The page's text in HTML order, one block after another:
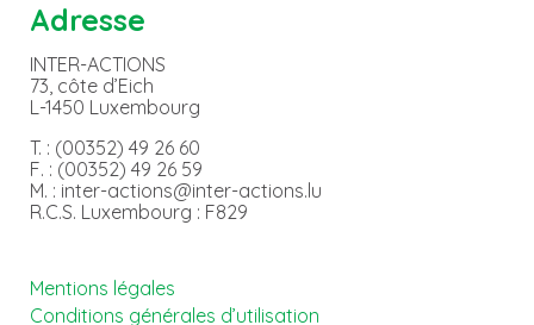
Adresse
INTER-ACTIONS
73, côte d’Eich
L-1450 Luxembourg
T. : (00352) 49 26 60
F. : (00352) 49 26 59
M. : inter-actions@inter-actions.lu
R.C.S. Luxembourg : F829
Mentions légales
Conditions générales d’utilisation